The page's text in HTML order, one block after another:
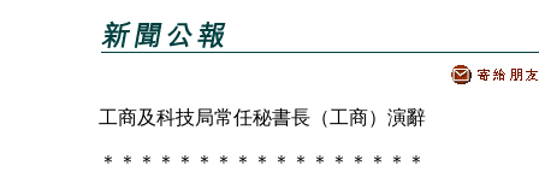
工商及科技局常任秘書長（工商）演辭
＊＊＊＊＊＊＊＊＊＊＊＊＊＊＊＊＊